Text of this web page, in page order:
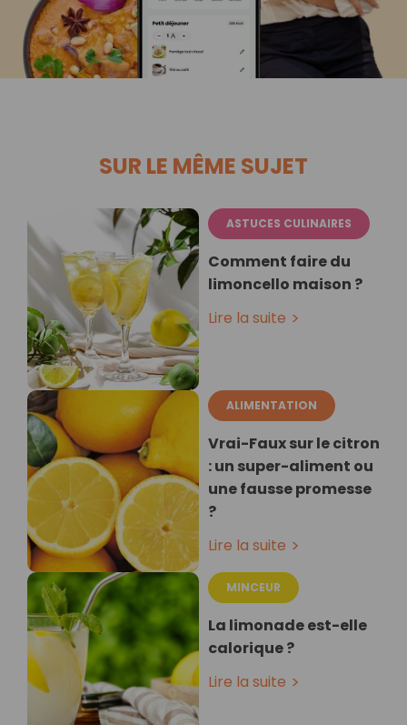
SUR LE MÊME SUJET
ASTUCES CULINAIRES
Comment faire du
limoncello maison ?
Lire la suite
ALIMENTATION
Vrai-Faux sur le citron
: un super-aliment ou
une fausse promesse
?
Lire la suite
MINCEUR
La limonade est-elle
calorique ?
Lire la suite